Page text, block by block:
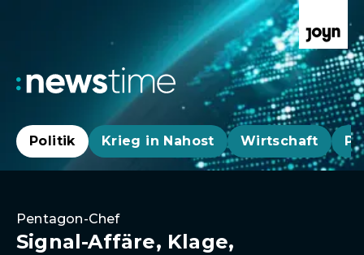
Politik Krieg in Nahost Wirtschaft
Pentagon-Chef
Signal-Affäre, Klage,